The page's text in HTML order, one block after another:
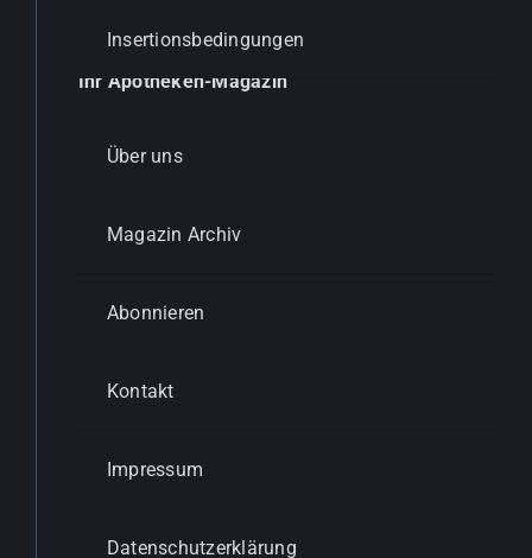
Insertionsbedingungen
Ihr Apotheken-Magazin
Über uns
Magazin Archiv
Abonnieren
Kontakt
Impressum
Datenschutzerklärung